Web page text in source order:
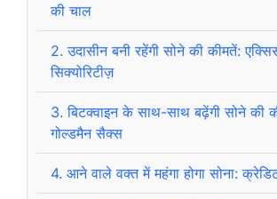
की चाल
2. उदासीन बनी रहेंगी सोने की कीमतें:
सिक्योरिटीज़
3. बिटक्वाइन के साथ-साथ बढ़ेंगी सोने की
गोल्डमैन सैक्स
4. आने वाले वक्त में महंगा होगा सोना: